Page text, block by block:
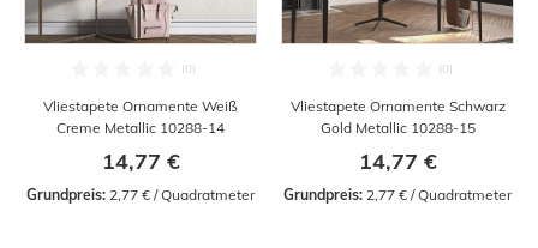
Vliestapete Ornamente Weiß
Creme Metallic 10288-14
14,77 €
Grundpreis: 2,77 € / Quadratmeter
Vliestapete Ornamente Schwarz
Gold Metallic 10288-15
14,77 €
Grundpreis: 2,77 € / Quadratmeter